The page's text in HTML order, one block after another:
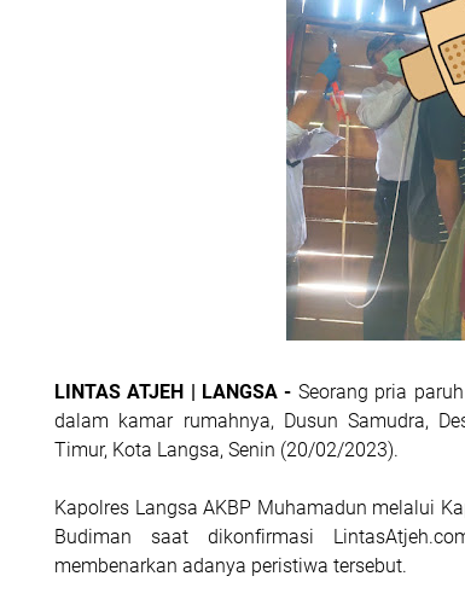
LINTAS ATJEH | LANGSA - Seorang pria
dalam kamar rumahnya, Dusun Samudra,
Timur, Kota Langsa, Senin (20/02/2023).
Kapolres Langsa AKBP Muhamadun melalui
Budiman saat dikonfirmasi
membenarkan adanya peristiwa tersebut.